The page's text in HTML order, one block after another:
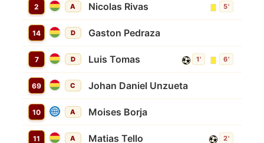
2 A Nicolas Rivas 5'
14 D Gaston Pedraza
7 D Luis Tomas 1' 6'
69 C Johan Daniel Unzueta
10 A Moises Borja
11 A Matias Tello 2'